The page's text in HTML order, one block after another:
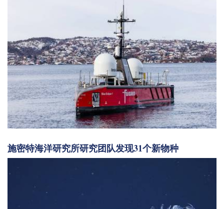
施密特海洋研究所研究团队发现31个新物种